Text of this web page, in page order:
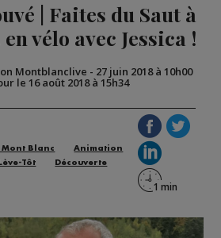
| Faites du Saut à
vélo avec Jessica !
Montblanclive - 27 juin 2018 à 10h00
le 16 août 2018 à 15h34
Mont Blanc
Animation
Tôt
Découverte